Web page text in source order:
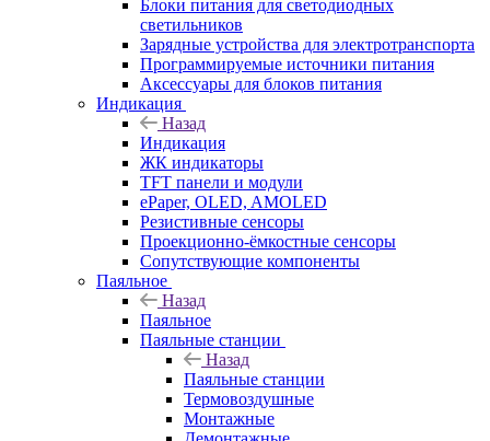
Блоки питания для светодиодных
светильников
Зарядные устройства для электротранспорта
Программируемые источники питания
Аксессуары для блоков питания
Индикация
Назад
Индикация
ЖК индикаторы
TFT панели и модули
ePaper, OLED, AMOLED
Резистивные сенсоры
Проекционно-ёмкостные сенсоры
Сопутствующие компоненты
Паяльное
Назад
Паяльное
Паяльные станции
Назад
Паяльные станции
Термовоздушные
Монтажные